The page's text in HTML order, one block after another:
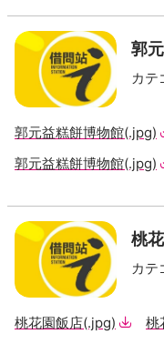
郭
カテ
郭元益糕餅博物館(.jpg)
郭元益糕餅博物館(.jpg)
桃
カテ
桃花園飯店(.jpg) 桃